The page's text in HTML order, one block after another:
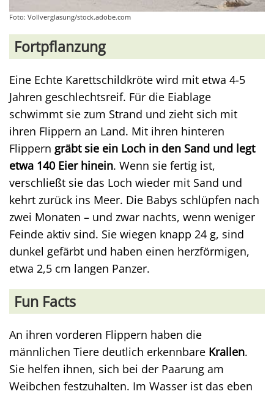
Foto: Vollverglasung/stock.adobe.com
Fortpflanzung
Eine Echte Karettschildkröte wird mit etwa 4-5
Jahren geschlechtsreif. Für die Eiablage
schwimmt sie zum Strand und zieht sich mit
ihren Flippern an Land. Mit ihren hinteren
Flippern gräbt sie ein Loch in den Sand und legt
etwa 140 Eier hinein. Wenn sie fertig ist,
verschließt sie das Loch wieder mit Sand und
kehrt zurück ins Meer. Die Babys schlüpfen nach
zwei Monaten – und zwar nachts, wenn weniger
Feinde aktiv sind. Sie wiegen knapp 24 g, sind
dunkel gefärbt und haben einen herzförmigen,
etwa 2,5 cm langen Panzer.
Fun Facts
An ihren vorderen Flippern haben die
männlichen Tiere deutlich erkennbare Krallen.
Sie helfen ihnen, sich bei der Paarung am
Weibchen festzuhalten. Im Wasser ist das eben